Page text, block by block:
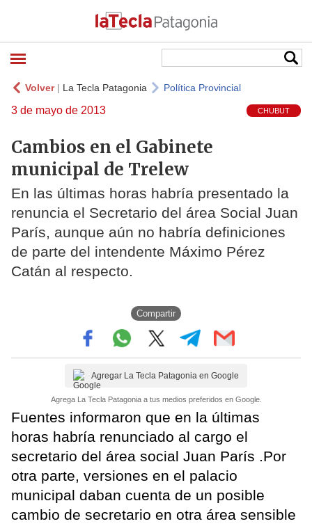
Volver| La Tecla Patagonia Política Provincial
3 de mayo de 2013 CHUBUT
Cambios en el Gabinete
municipal de Trelew
En las últimas horas habría presentado la
renuncia el Secretario del área Social Juan
París, aunque aún no habría definiciones
de parte del intendente Máximo Pérez
Catán al respecto.
Compartir
Agregar La Tecla Patagonia en Google
Agrega La Tecla Patagonia a tus medios preferidos en Google.
Fuentes informaron que en la últimas
horas habría renunciado al cargo el
secretario del área social Juan París .Por
otra parte, versiones en el palacio
municipal daban cuenta de un posible
cambio de secretario en otra área sensible